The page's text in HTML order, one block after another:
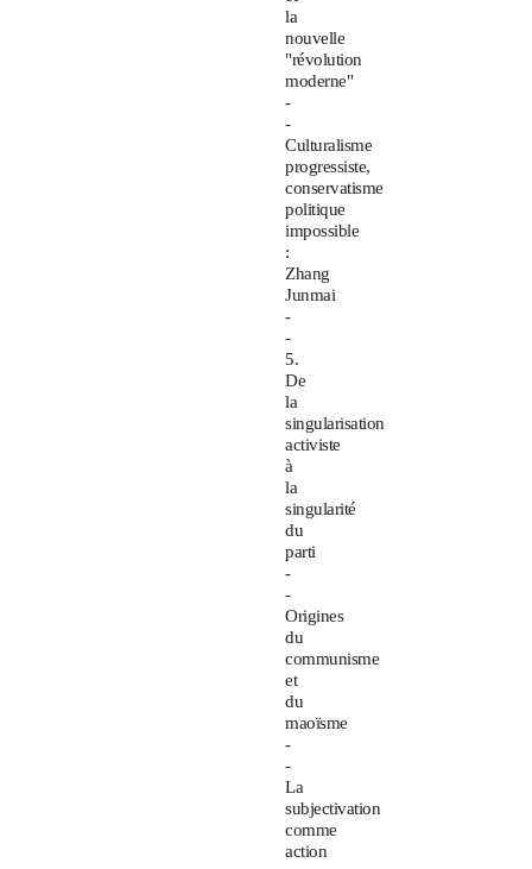
la
nouvelle
"révolution
moderne"
-
-
Culturalisme
progressiste,
conservatisme
politique
impossible
:
Zhang
Junmai
-
-
5.
De
la
singularisation
activiste
à
la
singularité
du
parti
-
-
Origines
du
communisme
et
du
maoïsme
-
-
La
subjectivation
comme
action